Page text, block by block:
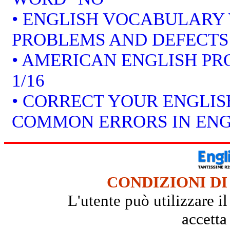
• ENGLISH
PROBLEMS AND DEFECTS
• AMERICAN ENGLISH
1/16
• CORRECT YOUR
COMMON ERRORS IN
CONDIZIONI DI
L'utente può utilizzare il